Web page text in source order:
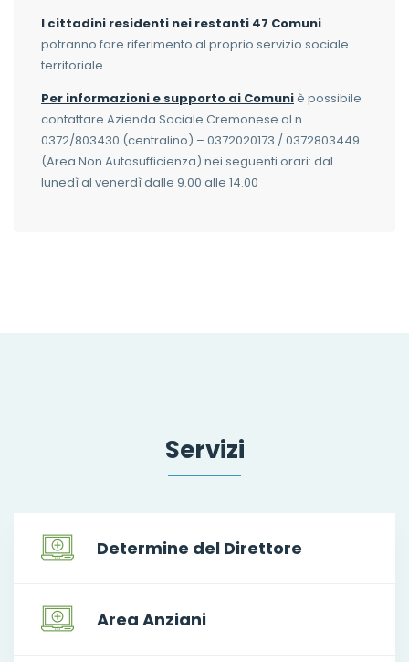
I cittadini residenti nei restanti 47 Comuni
potranno fare riferimento al proprio servizio sociale
territoriale.
Per informazioni e supporto ai Comuniè possibile
contattare Azienda Sociale Cremonese al n.
0372/803430 (centralino) – 0372020173 / 0372803449
(Area Non Autosufficienza) nei seguenti orari: dal
lunedì al venerdì dalle 9.00 alle 14.00
Servizi
Determine del Direttore
Area Anziani